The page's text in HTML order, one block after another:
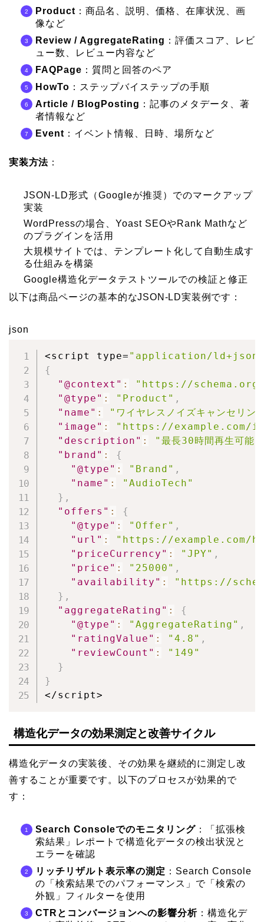
Product ：商品名、説明、価格、在庫状況、画
像など
Review / AggregateRating ：評価スコア、レビ
ュー数、レビュー内容など
FAQPage ：質問と回答のペア
HowTo ：ステップバイステップの手順
Article / BlogPosting ：記事のメタデータ、著
者情報など
Event ：イベント情報、日時、場所など
実装方法 ：
JSON-LD形式（Googleが推奨）でのマークアップ
実装
WordPressの場合、Yoast SEOやRank Mathなど
のプラグインを活用
大規模サイトでは、テンプレート化して自動生成す
る仕組みを構築
Google構造化データテストツールでの検証と修正
以下は商品ページの基本的なJSON-LD実装例です：
json
<script type= "application/
{
"@context" :
"https://
"@type" : "Product" ,
"name" :
"ワイヤレスノイズキャンセリ
"image" :
"https://example.com/
"description" :
"最長30時間再生可能
"brand" :
{
"@type" : "Brand" ,
"name" :
"AudioTech"
} ,
"offers" :
{
"@type" : "Offer" ,
"url" :
"https://example.com/
"priceCurrency" : "JPY" ,
"price" : "25000" ,
"availability" :
"https://
} ,
"aggregateRating" :
{
"@type" : "AggregateRating" ,
"ratingValue" : "4.8" ,
"reviewCount" :
"149"
}
}
</script>
構造化データの効果測定と改善サイクル
構造化データの実装後、その効果を継続的に測定し改
善することが重要です。以下のプロセスが効果的で
す：
Search Consoleでのモニタリング ：「拡張検
索結果」レポートで構造化データの検出状況と
エラーを確認
リッチリザルト表示率の測定 ：Search Console
の「検索結果でのパフォーマンス」で「検索の
外観」フィルターを使用
CTRとコンバージョンへの影響分析 ：構造化デ